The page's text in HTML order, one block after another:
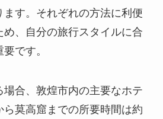
す。それぞれの方法に利便
、自分の旅行スタイルに合
です。
場合、敦煌市内の主要なホテ
ら莫高窟までの所要時間は約